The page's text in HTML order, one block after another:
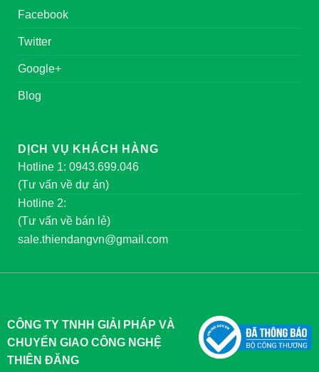
Facebook
Twitter
Google+
Blog
DỊCH VỤ KHÁCH HÀNG
Hotline 1: 0943.699.046
(Tư vấn về dự án)
Hotline 2:
(Tư vấn về bán lẻ)
sale.thiendangvn@gmail.com
CÔNG TY TNHH GIẢI PHÁP VÀ
CHUYỂN GIAO CÔNG NGHỆ
THIÊN ĐĂNG